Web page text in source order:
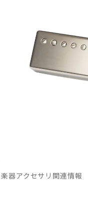
楽器アクセサリ関連情報